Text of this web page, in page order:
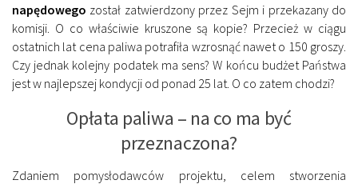
napędowego został zatwierdzony przez Sejm i przekazany do
komisji. O co właściwie kruszone są kopie? Przecież w ciągu
ostatnich lat cena paliwa potrafiła wzrosnąć nawet o 150 groszy.
Czy jednak kolejny podatek ma sens? W końcu budżet Państwa
jest w najlepszej kondycji od ponad 25 lat. O co zatem chodzi?
Opłata paliwa – na co ma być
przeznaczona?
Zdaniem pomysłodawców projektu, celem stworzenia